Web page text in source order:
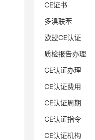
CE证书
多溴联苯
欧盟CE认证
质检报告办理
CE认证办理
CE认证费用
CE认证周期
CE认证指令
CE认证机构